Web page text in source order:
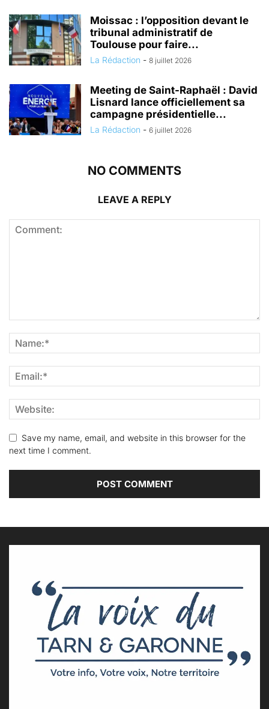
Moissac : l’opposition devant le
tribunal administratif de
Toulouse pour faire...
La Rédaction - 8 juillet 2026
Meeting de Saint-Raphaël : David
Lisnard lance officiellement sa
campagne présidentielle...
La Rédaction - 6 juillet 2026
NO COMMENTS
LEAVE A REPLY
Save my name, email, and website in this browser for the
next time I comment.